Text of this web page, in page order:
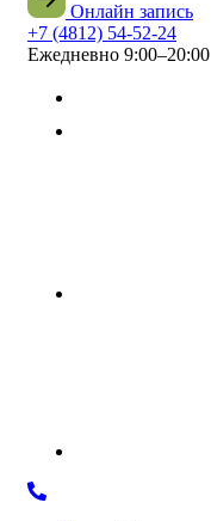
Онлайн запись
+7 (4812) 54-52-24
Ежедневно 9:00–20:00